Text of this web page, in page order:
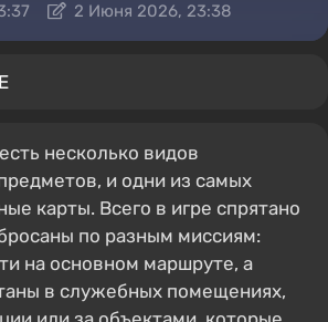
2 Июня 2026, 23:38
есть несколько видов
и одни из самых
карты. Всего в игре спрятано
по разным миссиям:
на основном маршруте, а
в служебных помещениях,